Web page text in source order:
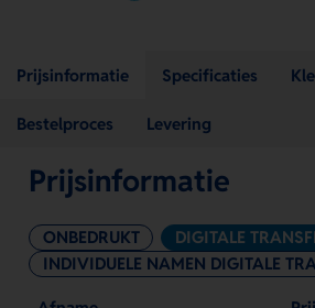
Prijsinformatie Specificaties
Bestelproces Levering
Prijsinformatie
ONBEDRUKT
DIGITALE
INDIVIDUELE NAMEN DIGITALE